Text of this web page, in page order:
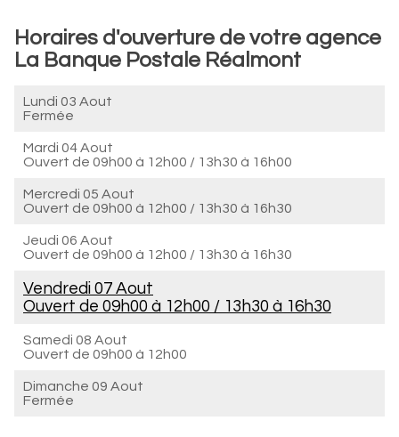
Horaires d'ouverture de votre agence
La Banque Postale Réalmont
Lundi 03 Aout
Fermée
Mardi 04 Aout
Ouvert de 09h00 à 12h00 / 13h30 à 16h00
Mercredi 05 Aout
Ouvert de 09h00 à 12h00 / 13h30 à 16h30
Jeudi 06 Aout
Ouvert de 09h00 à 12h00 / 13h30 à 16h30
Vendredi 07 Aout
Ouvert de 09h00 à 12h00 / 13h30 à 16h30
Samedi 08 Aout
Ouvert de 09h00 à 12h00
Dimanche 09 Aout
Fermée